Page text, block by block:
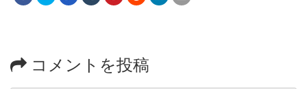
コメントを投稿